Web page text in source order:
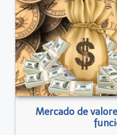
Mercado de